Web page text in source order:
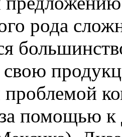
рода
свою
помощью к